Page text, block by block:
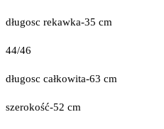
długosc rekawka-35 cm
44/46
długosc całkowita-63 cm
szerokość-52 cm